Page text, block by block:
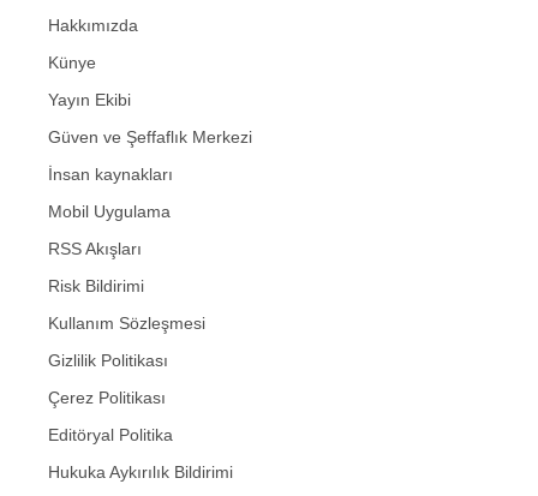
Hakkımızda
Künye
Yayın Ekibi
Güven ve Şeffaflık Merkezi
İnsan kaynakları
Mobil Uygulama
RSS Akışları
Risk Bildirimi
Kullanım Sözleşmesi
Gizlilik Politikası
Çerez Politikası
Editöryal Politika
Hukuka Aykırılık Bildirimi